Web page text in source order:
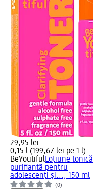
29,95 lei
0,15 l (199,67 lei pe 1 l)
BeYoutifulLoțiune tonică
purifiantă pentru
adolescenți și..., 150 ml
(0)